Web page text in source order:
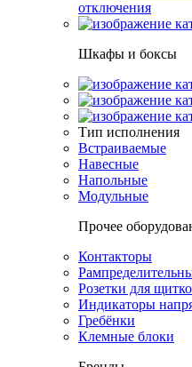
отключения
Шкафы и боксы
Тип исполнения
Встраиваемые
Навесные
Напольные
Модульные
Прочее
Контакторы
Розетки для
Индикаторы
Гребёнки
Клемные блоки